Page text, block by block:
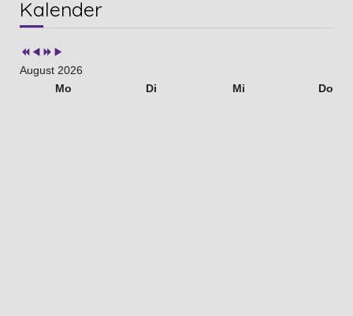
Kalender
JahrMonat
JahrMonat
August 2026
Mo
Di Mi Do